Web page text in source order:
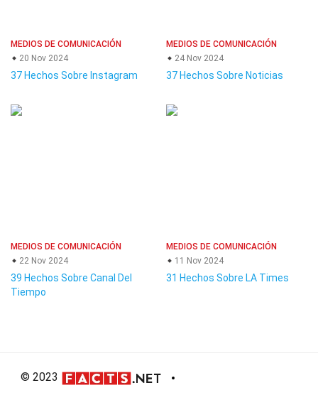
MEDIOS DE COMUNICACIÓN
20 Nov 2024
37 Hechos Sobre Instagram
MEDIOS DE COMUNICACIÓN
24 Nov 2024
37 Hechos Sobre Noticias
MEDIOS DE COMUNICACIÓN
22 Nov 2024
39 Hechos Sobre Canal Del
Tiempo
MEDIOS DE COMUNICACIÓN
11 Nov 2024
31 Hechos Sobre LA Times
© 2023